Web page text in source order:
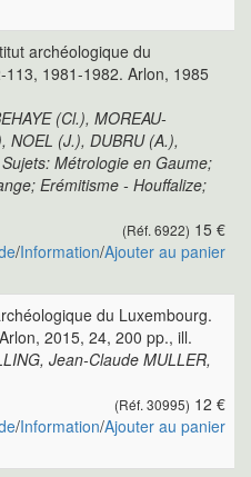
archéologique du
1981-1982. Arlon, 1985
(Cl.), MOREAU-
NOEL (J.), DUBRU (A.),
Métrologie en Gaume;
Erémitisme - Houffalize;
(Réf. 6922) 15 €
/Information/Ajouter au panier
du Luxembourg.
2015, 24, 200 pp., ill.
Jean-Claude MULLER,
(Réf. 30995) 12 €
/Information/Ajouter au panier